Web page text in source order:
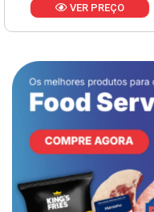
VER PREÇO